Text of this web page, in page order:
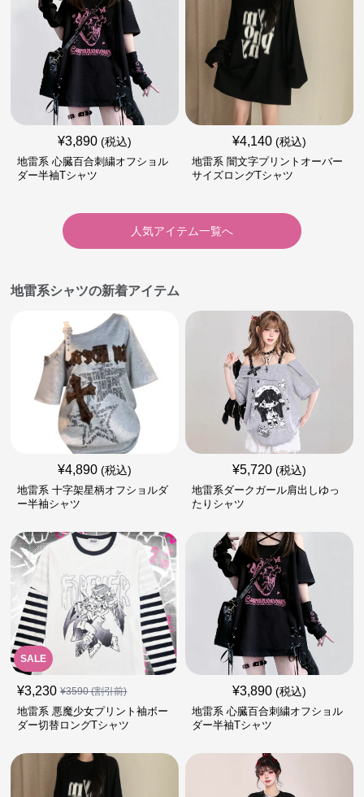
¥3,890 (税込)
地雷系 心臓百合刺繍オフショル
ダー半袖Tシャツ
¥4,140 (税込)
地雷系 闇文字プリントオーバー
サイズロングTシャツ
人気アイテム一覧へ
地雷系シャツの新着アイテム
¥4,890 (税込)
地雷系 十字架星柄オフショルダ
ー半袖シャツ
¥5,720 (税込)
地雷系ダークガール肩出しゆっ
たりシャツ
SALE
¥3,230 ¥3590(割引前)
地雷系 悪魔少女プリント袖ボー
ダー切替ロングTシャツ
¥3,890 (税込)
地雷系 心臓百合刺繍オフショル
ダー半袖Tシャツ